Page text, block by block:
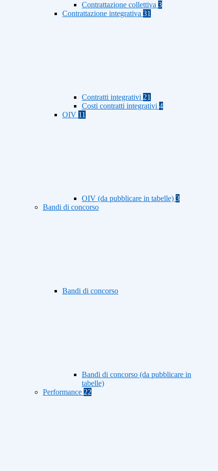
Contrattazione collettiva 3
Contrattazione integrativa 31
Contratti integrativi 21
Costi contratti integrativi 4
OIV 11
OIV (da pubblicare in tabelle) 3
Bandi di concorso
Bandi di concorso
Bandi di concorso (da pubblicare in
tabelle)
Performance 22